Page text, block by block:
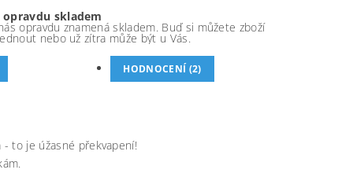
opravdu skladem
opravdu znamená skladem. Buď si můžete zboží
nebo už zítra může být u Vás.
HODNOCENÍ (2)
to je úžasné překvapení!